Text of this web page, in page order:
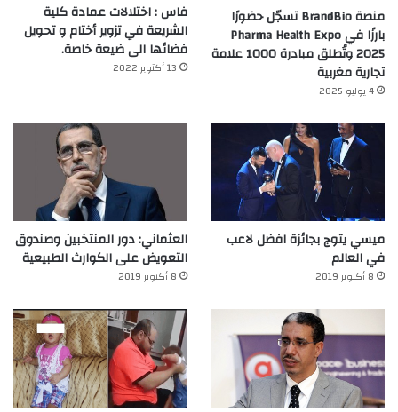
منصة BrandBio تسجّل حضورًا
بارزًا في Pharma Health Expo
2025 وتُطلق مبادرة 1000 علامة
تجارية مغربية
4 يوليو 2025
فاس : اختلالات عمادة كلية
الشريعة في تزوير أختام و تحويل
فضائها الى ضيعة خاصة.
13 أكتوبر 2022
ميسي يتوج بجائزة افضل لاعب
في العالم‎
8 أكتوبر 2019
العثماني: دور المنتخبين وصندوق
التعويض على الكوارث الطبيعية
8 أكتوبر 2019